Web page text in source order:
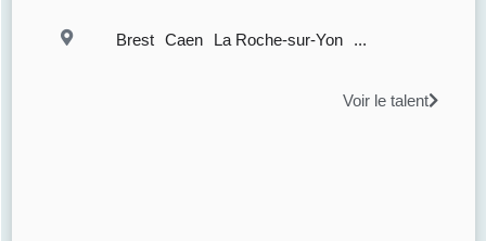
Brest Caen La Roche-sur-Yon ...
Voir le talent